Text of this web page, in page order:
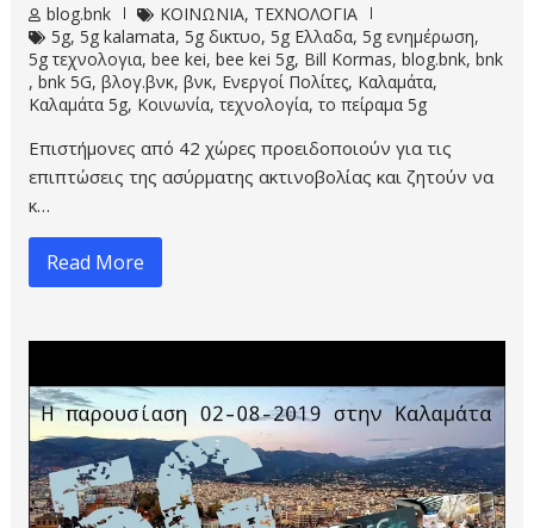
blog.bnk ΚΟΙΝΩΝΙΑ, ΤΕΧΝΟΛΟΓΙΑ
5g,5g kalamata,5g δικτυο,5g Ελλαδα,5g ενημέρωση,
5g τεχνολογια,bee kei,bee kei 5g, Bill Kormas,blog.bnk,bnk
,bnk 5G,βλογ.βνκ,βνκ, Ενεργοί Πολίτες, Καλαμάτα,
Καλαμάτα 5g, Κοινωνία,τεχνολογία,το πείραμα 5g
Επιστήμονες από 42 χώρες προειδοποιούν για τις
επιπτώσεις της ασύρματης ακτινοβολίας και ζητούν να
κ…
Read More